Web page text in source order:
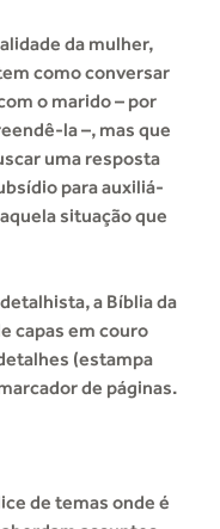
da mulher,
como conversar
o marido – por
la –, mas que
uma resposta
para auxiliá-
situação que
a Bíblia da
capas em couro
(estampa
de páginas.
de temas onde é